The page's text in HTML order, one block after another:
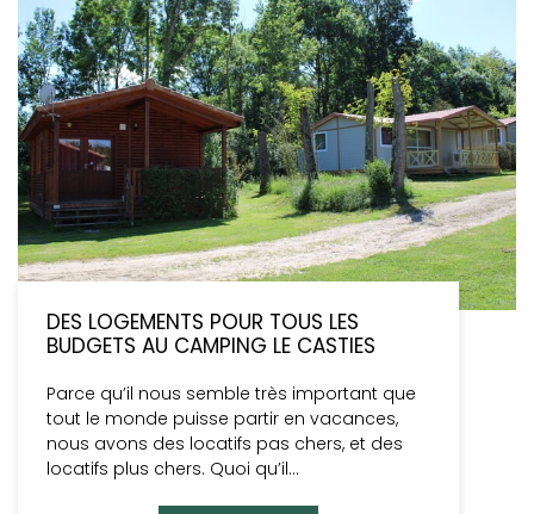
DES LOGEMENTS POUR TOUS LES
BUDGETS AU CAMPING LE CASTIES
Parce qu’il nous semble très important que
tout le monde puisse partir en vacances,
nous avons des locatifs pas chers, et des
locatifs plus chers. Quoi qu’il…